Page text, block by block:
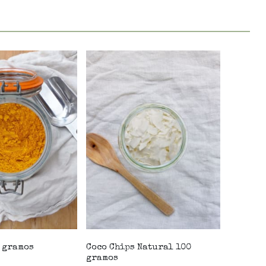
Coco Chips Natural 100
gramos